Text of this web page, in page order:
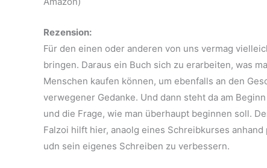
Rezension:
Für den einen oder anderen von uns vermag
bringen. Daraus ein Buch sich zu erarbeiten, was
Menschen kaufen können, um ebenfalls an den
verwegener Gedanke. Und dann steht da am
und die Frage, wie man überhaupt beginnen soll.
Falzoi hilft hier, anaolg eines Schreibkurses
udn sein eigenes Schreiben zu verbessern.